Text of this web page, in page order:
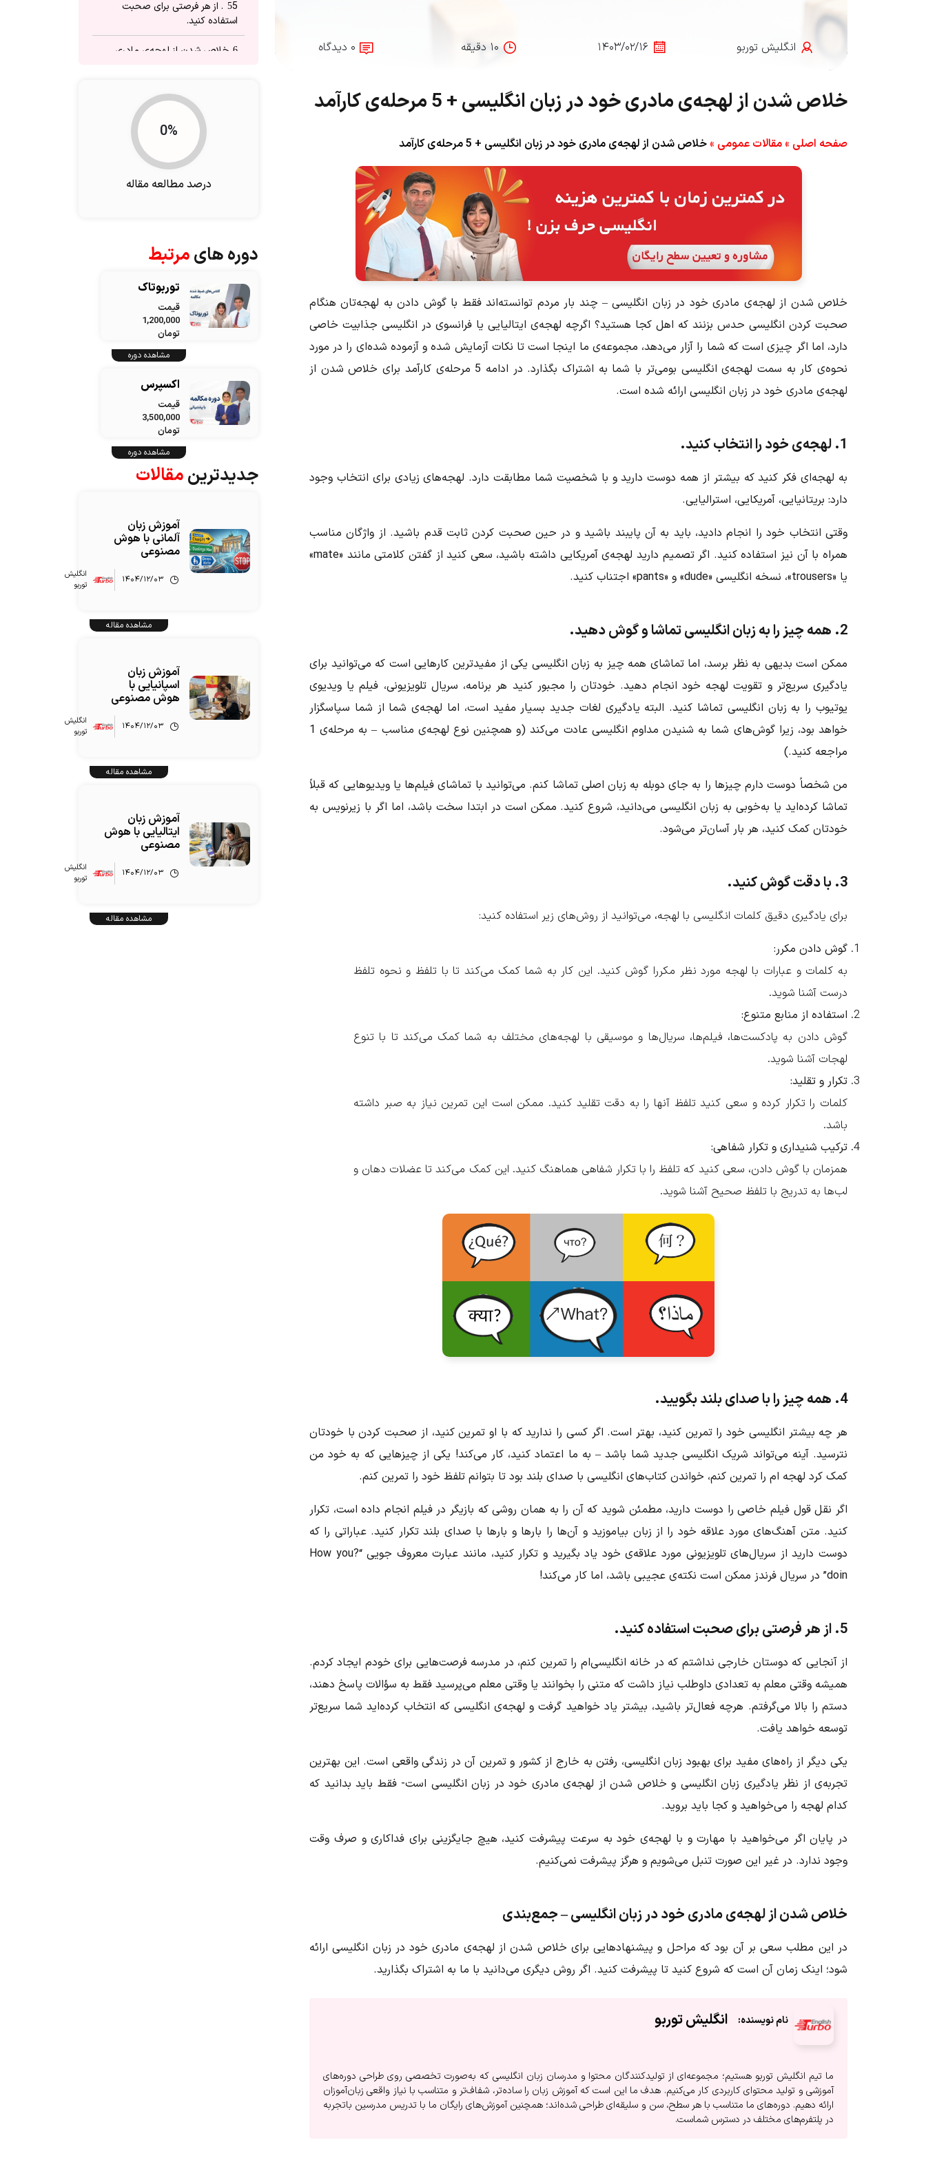
انگلیش‌ توربو ۱۴۰۳/۰۲/۱۶ ۱۰ دقیقه ۰ دیدگاه
خلاص شدن از لهجه‌ی مادری خود در زبان انگلیسی + 5 مرحله‌‌ی کارآمد
صفحه اصلی » مقالات عمومی » خلاص شدن از لهجه‌ی مادری خود در زبان انگلیسی + 5 مرحله‌‌ی کارآمد
خلاص شدن از لهجه‌ی مادری خود در زبان انگلیسی – چند بار مردم توانسته‌اند فقط با گوش دادن به لهجه‌تان هنگام
صحبت کردن انگلیسی حدس بزنند که اهل کجا هستید؟ اگرچه لهجه‌ی ایتالیایی یا فرانسوی در انگلیسی جذابیت خاصی
دارد، اما اگر چیزی است که شما را آزار می‌دهد، مجموعه‌ی ما اینجا است تا نکات آزمایش شده و آزموده شده‌ای را در مورد
نحوه‌ی کار به سمت لهجه‌ی انگلیسی بومی‌تر با شما به اشتراک بگذارد. در ادامه 5 مرحله‌ی کارآمد برای خلاص شدن از
لهجه‌ی مادری خود در زبان انگلیسی ارائه شده است.
1. لهجه‌ی خود را انتخاب کنید.
به لهجه‌ای فکر کنید که بیشتر از همه دوست دارید و با شخصیت شما مطابقت دارد. لهجه‌های زیادی برای انتخاب وجود
دارد: بریتانیایی، آمریکایی، استرالیایی.
وقتی انتخاب خود را انجام دادید، باید به آن پایبند باشید و در حین صحبت کردن ثابت قدم باشید. از واژگان مناسب
همراه با آن نیز استفاده کنید. اگر تصمیم دارید لهجه‌ی آمریکایی داشته باشید، سعی کنید از گفتن کلامتی مانند «mate
»
یا «trousers»، نسخه انگلیسی «dude» و « pants» اجتناب کنید.
2. همه چیز را به زبان انگلیسی تماشا و گوش دهید.
ممکن است بدیهی به نظر برسد، اما تماشای همه چیز به زبان انگلیسی یکی از مفیدترین کارهایی است که می‌توانید برای
یادگیری سریع‌تر و تقویت لهجه خود انجام دهید. خودتان را مجبور کنید هر برنامه، سریال تلویزیونی، فیلم یا ویدیوی
یوتیوب را به زبان انگلیسی تماشا کنید. البته یادگیری لغات جدید بسیار مفید است، اما لهجه‌ی شما از شما سپاسگزار
خواهد بود، زیرا گوش‌های شما به شنیدن مداوم انگلیسی عادت می‌کند (و همچنین نوع لهجه‌ی مناسب – به مرحله‌ی 1
مراجعه کنید.)
من شخصاً دوست دارم چیزها را به جای دوبله به زبان اصلی تماشا کنم. می‌توانید با تماشای فیلم‌ها یا ویدیوهایی که قبلاً
تماشا کرده‌اید یا به‌خوبی به زبان انگلیسی می‌دانید، شروع کنید. ممکن است در ابتدا سخت باشد، اما اگر با زیرنویس به
خودتان کمک کنید، هر بار آسان‌تر می‌شود.
3. با دقت گوش کنید.
برای یادگیری دقیق کلمات انگلیسی با لهجه، می‌توانید از روش‌های زیر استفاده کنید:
گوش دادن مکرر:
به کلمات و عبارات با لهجه مورد نظر مکررا گوش کنید. این کار به شما کمک می‌کند تا با تلفظ و نحوه تلفظ
درست آشنا شوید.
استفاده از منابع متنوع:
گوش دادن به پادکست‌ها، فیلم‌ها، سریال‌ها و موسیقی با لهجه‌های مختلف به شما کمک می‌کند تا با تنوع
لهجات آشنا شوید.
تکرار و تقلید:
کلمات را تکرار کرده و سعی کنید تلفظ آنها را به دقت تقلید کنید. ممکن است این تمرین نیاز به صبر داشته
باشد.
ترکیب شنیداری و تکرار شفاهی:
همزمان با گوش دادن، سعی کنید که تلفظ را با تکرار شفاهی هماهنگ کنید. این کمک می‌کند تا عضلات دهان و
لب‌ها به تدریج با تلفظ صحیح آشنا شوید.
4. همه چیز را با صدای بلند بگویید.
هر چه بیشتر انگلیسی خود را تمرین کنید، بهتر است. اگر کسی را ندارید که با او تمرین کنید، از صحبت کردن با خودتان
نترسید. آینه می‌تواند شریک انگلیسی جدید شما باشد – به ما اعتماد کنید، کار می‌کند! یکی از چیزهایی که به خود من
کمک کرد لهجه ام را تمرین کنم، خواندن کتاب‌های انگلیسی با صدای بلند بود تا بتوانم تلفظ خود را تمرین کنم.
اگر نقل قول فیلم خاصی را دوست دارید، مطمئن شوید که آن را به همان روشی که بازیگر در فیلم انجام داده است، تکرار
کنید. متن آهنگ‌های مورد علاقه خود را از زبان بیاموزید و آن‌ها را بارها و بارها با صدای بلند تکرار کنید. عباراتی را که
دوست دارید از سریال‌های تلویزیونی مورد علاقه‌ی خود یاد بگیرید و تکرار کنید، مانند عبارت معروف جویی “?How you
doin” در سریال فرندز ممکن است نکته‌ی عجیبی باشد، اما کار می‌کند!
5. از هر فرصتی برای صحبت استفاده کنید.
از آنجایی که دوستان خارجی نداشتم که در خانه انگلیسی‌ام را تمرین کنم، در مدرسه فرصت‌هایی برای خودم ایجاد کردم.
همیشه وقتی معلم به تعدادی داوطلب نیاز داشت که متنی را بخوانند یا وقتی معلم می‌پرسید فقط به سؤالات پاسخ دهند،
دستم را بالا می‌گرفتم. هرچه فعال‌تر باشید، بیشتر یاد خواهید گرفت و لهجه‌ی انگلیسی که انتخاب کرده‌اید شما سریع‌تر
توسعه خواهد یافت.
یکی دیگر از راه‌های مفید برای بهبود زبان انگلیسی، رفتن به خارج از کشور و تمرین آن در زندگی واقعی است. این بهترین
تجربه‌ی از نظر یادگیری زبان انگلیسی و خلاص شدن از لهجه‌ی مادری خود در زبان انگلیسی است- فقط باید بدانید که
کدام لهجه را می‌خواهید و کجا باید بروید.
در پایان اگر می‌خواهید با مهارت و با لهجه‌ی خود به سرعت پیشرفت کنید، هیچ جایگزینی برای فداکاری و صرف وقت
وجود ندارد. در غیر این صورت تنبل می‌شویم و هرگز پیشرفت نمی‌کنیم.
خلاص شدن از لهجه‌ی مادری خود در زبان انگلیسی – جمع‌بندی
در این مطلب سعی بر آن بود که مراحل و پیشنهاد‌هایی برای خلاص شدن از لهجه‌ی مادری خود در زبان انگلیسی ارائه
شود؛ اینک زمان آن است که شروع کنید تا پیشرفت کنید. اگر روش دیگری می‌دانید با ما به اشتراک بگذارید.
انگلیش‌ توربو
ما تیم انگلیش توربو هستیم؛ مجموعه‌ای از تولیدکنندگان محتوا و مدرسان زبان انگلیسی که به‌صورت تخصصی روی طراحی دوره‌های
آموزشی و تولید محتوای کاربردی کار می‌کنیم. هدف ما این است که آموزش زبان را ساده‌تر، شفاف‌تر و متناسب با نیاز واقعی زبان‌آموزان
ارائه دهیم. دوره‌های ما متناسب با هر سطح، سن و سلیقه‌ای طراحی شده‌اند؛ همچنین آموزش‌های رایگان ما با تدریس مدرسین باتجربه
در پلتفرم‌های مختلف در دسترس شماست.
5 5. از هر فرصتی برای صحبت
استفاده کنید.
6 خلاص شدن از لهجه‌ی مادری
0%
درصد مطالعه مقاله
دوره هایمرتبط
توربوتاک
قیمت
1,200,000
تومان
مشاهده دوره
اکسپرس
قیمت
3,500,000
تومان
مشاهده دوره
جدیدترینمقالات
آموزش زبان
آلمانی با هوش
مصنوعی
۱۴۰۴/۱۲/۰۳
انگلیش‌
توربو
مشاهده مقاله
آموزش زبان
اسپانیایی با
هوش مصنوعی
۱۴۰۴/۱۲/۰۳
انگلیش‌
توربو
مشاهده مقاله
آموزش زبان
ایتالیایی با هوش
مصنوعی
۱۴۰۴/۱۲/۰۳
انگلیش‌
توربو
مشاهده مقاله